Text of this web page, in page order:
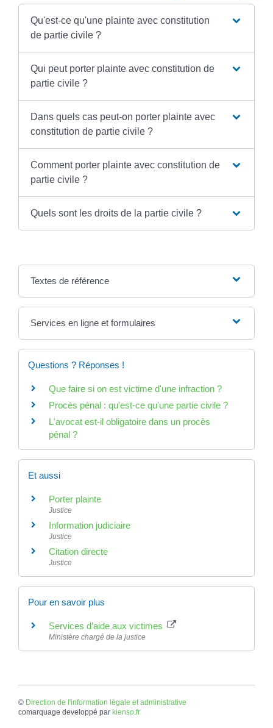
Qu'est-ce qu'une plainte avec constitution
de partie civile ?
Qui peut porter plainte avec constitution de
partie civile ?
Dans quels cas peut-on porter plainte avec
constitution de partie civile ?
Comment porter plainte avec constitution de
partie civile ?
Quels sont les droits de la partie civile ?
Textes de référence
Services en ligne et formulaires
Questions ? Réponses !
Que faire si on est victime d'une infraction ?
Procès pénal : qu'est-ce qu'une partie civile ?
L'avocat est-il obligatoire dans un procès
pénal ?
Et aussi
Porter plainte
Justice
Information judiciaire
Justice
Citation directe
Justice
Pour en savoir plus
Services d’aide aux victimes
Ministère chargé de la justice
© Direction de l'information légale et administrative
comarquage developpé par kienso.fr